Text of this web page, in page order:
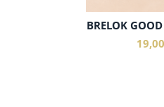
BRELOK